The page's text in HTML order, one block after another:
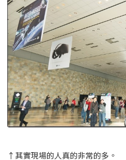
↑其實現場的人真的非常的多。